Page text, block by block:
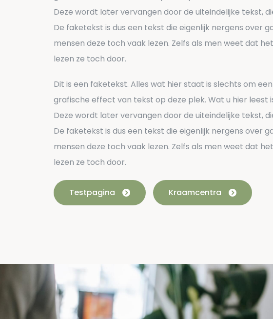
Deze wordt later vervangen door de uiteindelijke tekst,
De faketekst is dus een tekst die eigenlijk nergens over
mensen deze toch vaak lezen. Zelfs als men weet dat
lezen ze toch door.
Dit is een faketekst. Alles wat hier staat is slechts om
grafische effect van tekst op deze plek. Wat u hier leest
Deze wordt later vervangen door de uiteindelijke tekst,
De faketekst is dus een tekst die eigenlijk nergens over
mensen deze toch vaak lezen. Zelfs als men weet dat
lezen ze toch door.
Testpagina Kraamcentra